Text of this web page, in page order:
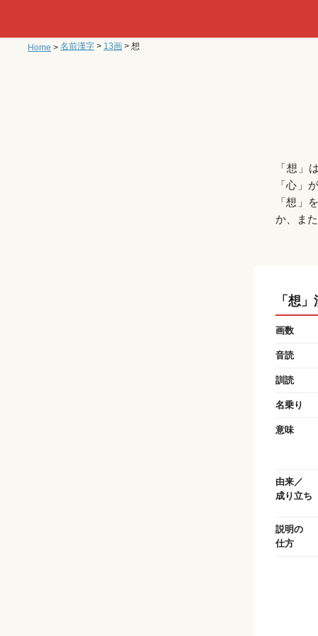
Home > 名前漢字 > 13画 > 想
「想」
「心」
「想」
か、ま
「想
画数
音読
訓読
名乗り
意味
由来／
成り立ち
説明の
仕方